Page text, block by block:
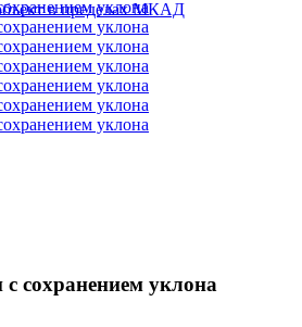
сохранением уклона